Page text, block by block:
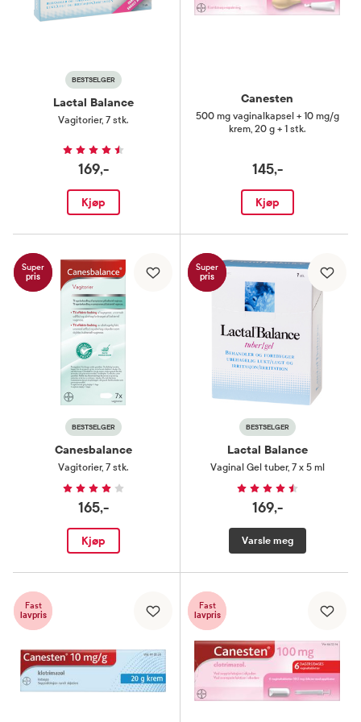
BESTSELGER
Lactal Balance
Vagitorier, 7 stk.
169,-
Kjøp
Canesten
500 mg vaginalkapsel + 10 mg/g
krem, 20 g + 1 stk.
145,-
Kjøp
Super
pris
BESTSELGER
Canesbalance
Vagitorier, 7 stk.
165,-
Kjøp
Super
pris
BESTSELGER
Lactal Balance
Vaginal Gel tuber, 7 x 5 ml
169,-
Varsle meg
Fast
lavpris
Fast
lavpris